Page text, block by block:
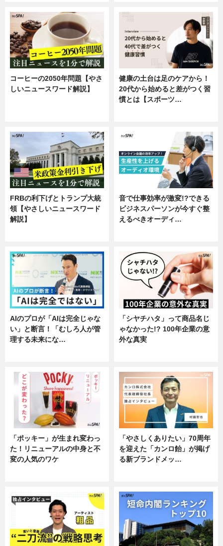
コーヒーの2050年問題【やさ
しいニュースワード解説】
健康の土台は足のケアから！
20代から始めると差がつく習
慣とは【スポーツ…
FRBの利下げとトランプ大統
領【やさしいニュースワード
解説】
音で仕事効率が激変!?できる
ビジネスパーソンが今すぐ整
えるべきオーディ…
AIのプロが「AIは完全じゃな
い」と断言！「むしろ人が管
理する未来にな…
「シヤチハタ」って商品名じ
ゃなかった!? 100年企業の意
外な真実
「ポッキー」が生まれ変わっ
た！リニューアルの中身と不
変の人気のワケ
「やさしくありたい」70周年
を迎えた「カンロ飴」が掲げ
る新ブランドメッ…